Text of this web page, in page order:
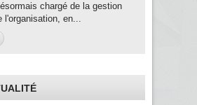
chargé de la gestion
l'organisation, en...